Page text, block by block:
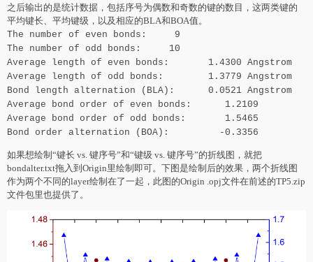
之后输出的是统计数据，包括序号为偶数和奇数的键的数目，这两类键的
平均键长、平均键级，以及相应的BLA和BOA值。
The number of even bonds: 9
The number of odd bonds: 10
Average length of even bonds: 1.4300 Angstrom
Average length of odd bonds: 1.3779 Angstrom
Bond length alternation (BLA): 0.0521 Angstrom
Average bond order of even bonds: 1.2109
Average bond order of odd bonds: 1.5465
Bond order alternation (BOA): -0.3356
如果想绘制“键长 vs. 键序号”和“键级 vs. 键序号”的折线图，就把
bondalter.txt拖入到Origin里绘制即可。下图是绘制后的效果，两个折线图
作为两个不同的layer绘制在了一起，此图的Origin .opj文件在前述的TP5.zip
文件包里也提供了。